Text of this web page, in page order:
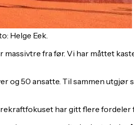
Helge Eek.
fra før. Vi har måttet
og 50 ansatte. Til sammen
har gitt flere fordeler